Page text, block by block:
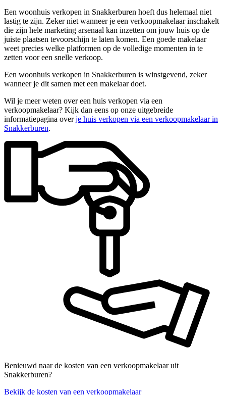
Een woonhuis verkopen in Snakkerburen hoeft dus helemaal niet
lastig te zijn. Zeker niet wanneer je een verkoopmakelaar inschakelt
die zijn hele marketing arsenaal kan inzetten om jouw huis op de
juiste plaatsen tevoorschijn te laten komen. Een goede makelaar
weet precies welke platformen op de volledige momenten in te
zetten voor een snelle verkoop.
Een woonhuis verkopen in Snakkerburen is winstgevend, zeker
wanneer je dit samen met een makelaar doet.
Wil je meer weten over een huis verkopen via een
verkoopmakelaar? Kijk dan eens op onze uitgebreide
informatiepagina overje huis verkopen via een verkoopmakelaar in
Snakkerburen.
Benieuwd naar de kosten van een verkoopmakelaar uit
Snakkerburen?
Bekijk de kosten van een verkoopmakelaar